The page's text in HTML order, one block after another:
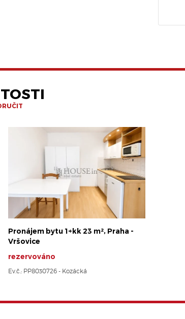
Pronájem bytu 1+kk 23 m², Praha -
Vršovice
rezervováno
Ev.č.: PP8030726 - Kozácká